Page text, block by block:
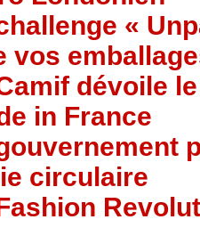
«
vos
dévoile
in France
circulaire